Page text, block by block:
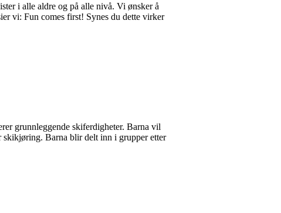
i alle aldre og på alle nivå. Vi ønsker å
vi: Fun comes first! Synes du dette virker
grunnleggende skiferdigheter. Barna vil
skikjøring. Barna blir delt inn i grupper etter